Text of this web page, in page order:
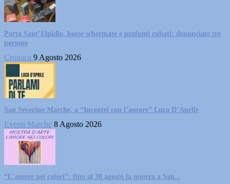
Porto Sant’Elpidio, borse schermate e profumi rubati: denunciate tre
persone
Cronaca 9 Agosto 2026
San Severino Marche, a “Incontri con l’autore” Luca D’Aprile
Eventi Marche 8 Agosto 2026
“L’amore nei colori”: fino al 30 agosto la mostra a San...